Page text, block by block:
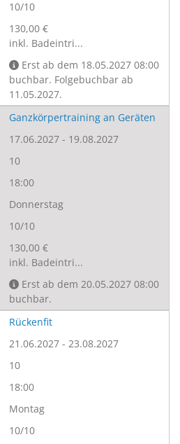
10/10
130,00 €
inkl. Badeintri...
Erst ab dem 18.05.2027 08:00
buchbar. Folgebuchbar ab
11.05.2027.
Ganzkörpertraining an Geräten
17.06.2027 - 19.08.2027
10
18:00
Donnerstag
10/10
130,00 €
inkl. Badeintri...
Erst ab dem 20.05.2027 08:00
buchbar.
Rückenfit
21.06.2027 - 23.08.2027
10
18:00
Montag
10/10